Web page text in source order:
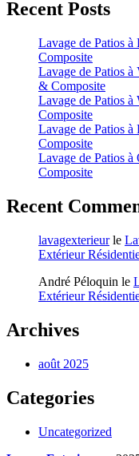
Recent Posts
Lavage de Patios
Composite
Lavage de Patios
& Composite
Lavage de Patios
Composite
Lavage de Patios
Composite
Lavage de Patios
Composite
Recent
lavagexterieurle
Extérieur
André Péloquin le
Extérieur
Archives
août 2025
Categories
Uncategorized